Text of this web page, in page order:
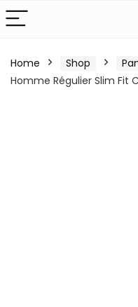
Home Shop
Homme Régulier Slim Fit